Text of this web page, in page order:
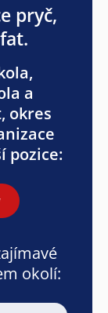
pryč,
a
okres
pozice:
okolí: